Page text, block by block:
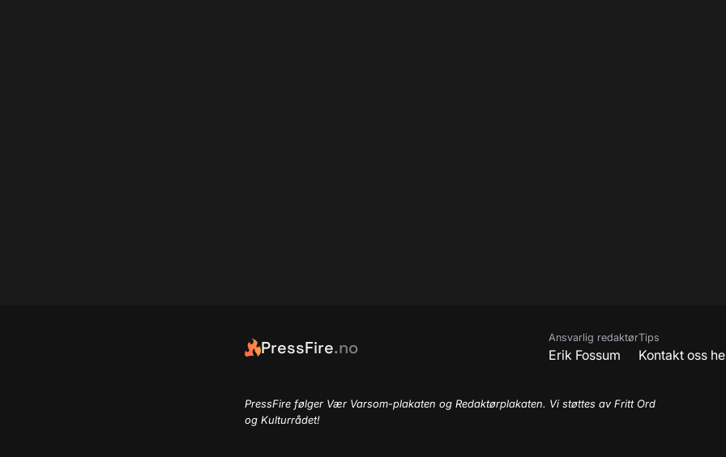
PressFire.no Ansvarlig redaktør
Erik Fossum
Tips
Kontakt oss
PressFire følger Vær Varsom-plakaten og Redaktørplakaten. Vi støttes av Fritt Ord
og Kulturrådet!